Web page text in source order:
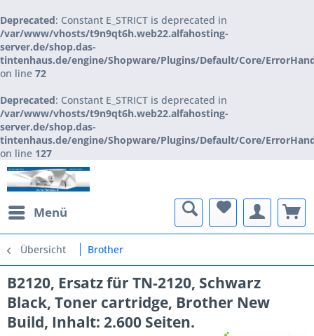
Deprecated: Constant E_STRICT is deprecated in
/var/www/vhosts/t9n9qt6h.web22.alfahosting-
server.de/shop.das-
tintenhaus.de/engine/Shopware/Plugins/Default/Core/
on line 72
Deprecated: Constant E_STRICT is deprecated in
/var/www/vhosts/t9n9qt6h.web22.alfahosting-
server.de/shop.das-
tintenhaus.de/engine/Shopware/Plugins/Default/Core/
on line 127
Menü
Übersicht Brother
B2120, Ersatz für TN-2120, Schwarz
Black, Toner cartridge, Brother New
Build, Inhalt: 2.600 Seiten.